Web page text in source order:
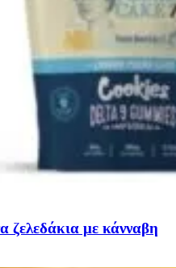
ζελεδάκια με κάνναβη